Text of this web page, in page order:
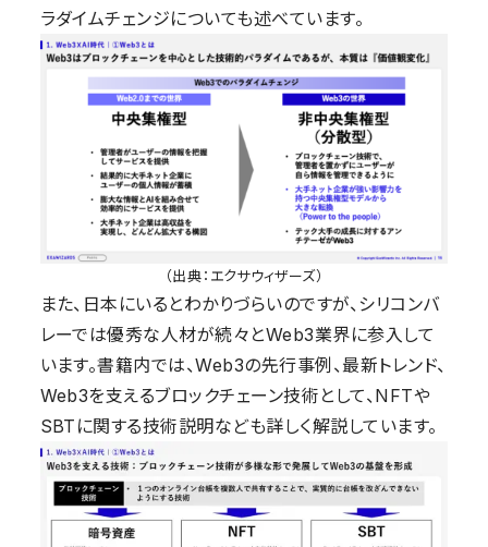
ラダイムチェンジについても述べています。
（出典：エクサウィザーズ）
また、 日本にいるとわかりづらいのですが、シリコンバ
レーでは優秀な人材が続々とWeb3業界に参入して
います。書籍内では、Web3の先行事例 、最新 トレンド、
Web3を支えるブロックチェーン技術として、NFTや
SBTに関する技術説明なども詳しく解説しています。